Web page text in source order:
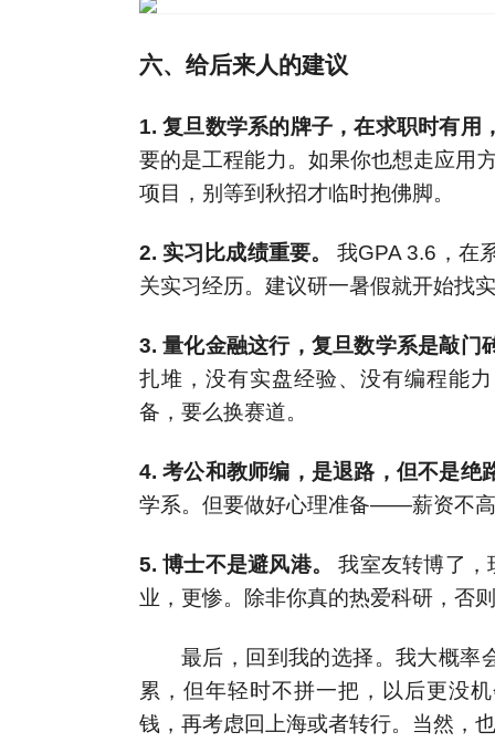
六、给后来人的建议
1. 复旦数学系的牌子，在求职时有用
要的是工程能力。如果你也想走应用
项目，别等到秋招才临时抱佛脚。
2. 实习比成绩重要。
我GPA 3.6，在
关实习经历。建议研一暑假就开始找
3. 量化金融这行，复旦数学系是敲门
扎堆，没有实盘经验、没有编程能
备，要么换赛道。
4. 考公和教师编，是退路，但不是绝
学系。但要做好心理准备——薪资不
5. 博士不是避风港。
我室友转博了，
业，更惨。除非你真的热爱科研，否
最后，回到我的选择。我大概率
累，但年轻时不拼一把，以后更没
钱，再考虑回上海或者转行。当然，